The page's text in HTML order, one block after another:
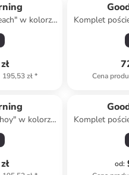
w kolorze
195,53 zł*
Komplet
w
Cena
w kolorze
Komplet
w
od: